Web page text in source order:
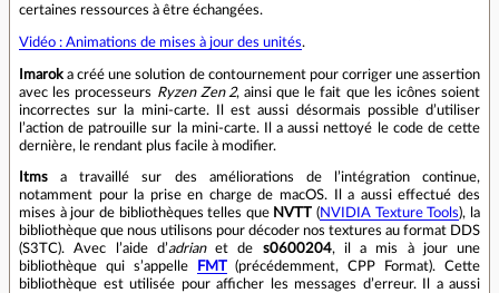
certaines ressources à être échangées.
Vidéo : Animations de mises à jour des unités.
Imarok a créé une solution de contournement pour corriger une assertion
avec les processeurs Ryzen Zen 2, ainsi que le fait que les icônes soient
incorrectes sur la mini‑carte. Il est aussi désormais possible d’utiliser
l’action de patrouille sur la mini‑carte. Il a aussi nettoyé le code de cette
dernière, le rendant plus facile à modifier.
Itms a travaillé sur des améliorations de l’intégration continue,
notamment pour la prise en charge de macOS. Il a aussi effectué des
mises à jour de bibliothèques telles que NVTT (NVIDIA Texture Tools), la
bibliothèque que nous utilisons pour décoder nos textures au format DDS
(S3TC). Avec l’aide d’adrianet de s0600204, il a mis à jour une
bibliothèque qui s’appelle
FMT
(précédemment, CPP Format). Cette
bibliothèque est utilisée pour afficher les messages d’erreur. Il a aussi